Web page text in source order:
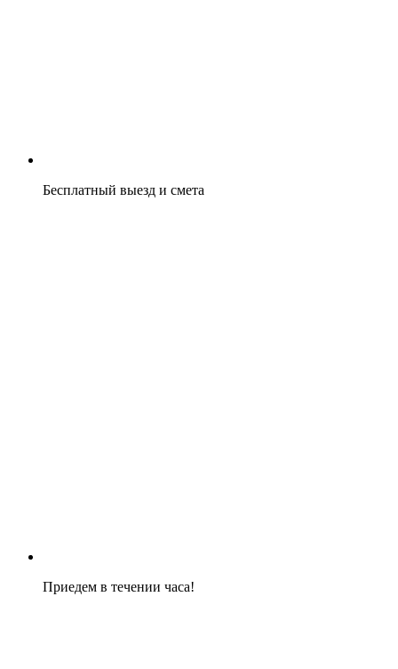
Бесплатный выезд и смета
Приедем в течении часа!